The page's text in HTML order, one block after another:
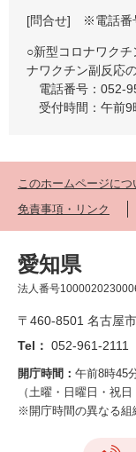
[問合せ] ※電話番
○新型コロナワク
ナワクチン副反応
電話番号：052-
受付時間：午前9
このホームページにつ
免責事項・リンク
愛知県
法人番号
〒460-8501 名古屋
Tel： 052-961-2111
開庁時間： 午前8時45
（土曜・日曜日・祝
※開庁時間の異なる組